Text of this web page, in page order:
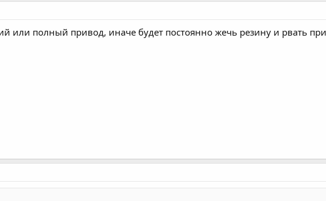
или полный привод, иначе будет постоянно жечь резину и рвать